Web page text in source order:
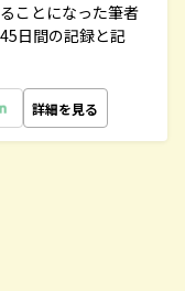
ことになった筆者
日間の記録と記
詳細を見る